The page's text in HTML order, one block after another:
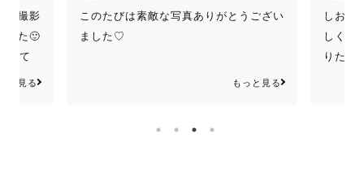
を撮影
した🙂
って
からも
と見る
このたびは素敵な写真ありがとうござい
ました♡
もっと見る
しおり
しく撮
りたい